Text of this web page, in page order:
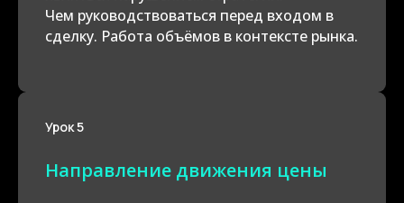
Чем руководствоваться перед входом в
сделку. Работа объёмов в контексте рынка.
Урок 5
Направление движения цены